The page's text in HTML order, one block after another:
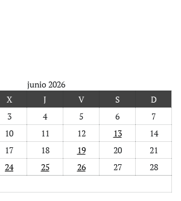
junio 2026
X J V S
D
3 4 5 6
7
10 11 12 13
14
17 18 19 20
21
24 25 26 27
28